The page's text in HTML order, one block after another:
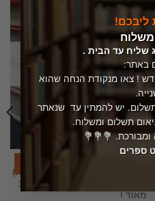
ליבכם!
באתר:
! צאו מנקודת הנחה שהוא
יש להמתין עד שנאתר
תשלום ומשלוח.
💐💐💐
ספרים
המלאי אזל
אזל מהמלאי
כתבי אפלטון – 5 כרכים (סט מלא)
כל הכרכים ! / אפלטון – מצב טוב
מאוד !